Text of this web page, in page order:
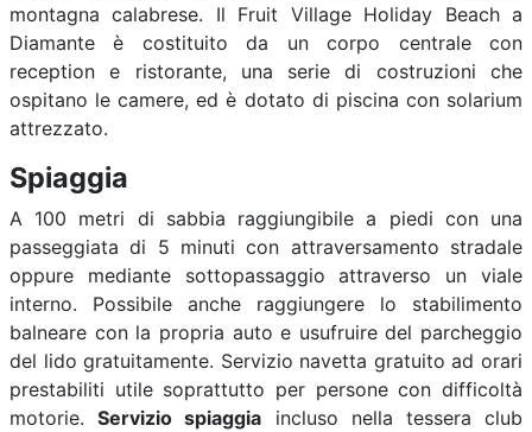
montagna calabrese. Il Fruit Village Holiday Beach a
Diamante è costituito da un corpo centrale con
reception e ristorante, una serie di costruzioni che
ospitano le camere, ed è dotato di piscina con solarium
attrezzato.
Spiaggia
A 100 metri di sabbia raggiungibile a piedi con una
passeggiata di 5 minuti con attraversamento stradale
oppure mediante sottopassaggio attraverso un viale
interno. Possibile anche raggiungere lo stabilimento
balneare con la propria auto e usufruire del parcheggio
del lido gratuitamente. Servizio navetta gratuito ad orari
prestabiliti utile soprattutto per persone con difficoltà
motorie.Servizio spiaggia incluso nella tessera club